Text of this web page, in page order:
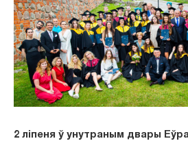
2 ліпеня ў унутраным двары